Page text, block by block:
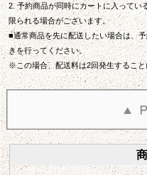
2. 予約商品が同時にカートに入ってい
限られる場合がございます。
■通常商品を先に配送したい場合は、
きを行ってください。
※この場合、配送料は2回発生するこ